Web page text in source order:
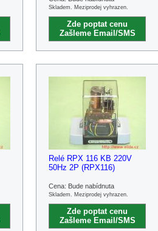
Skladem. Meziprodej vyhrazen.
Zde poptat cenu
Zašleme Email/SMS
Relé RPX 116 KB 220V
50Hz 2P (RPX116)
Cena: Bude nabídnuta
Skladem. Meziprodej vyhrazen.
Zde poptat cenu
Zašleme Email/SMS